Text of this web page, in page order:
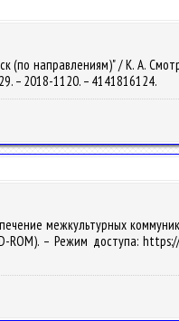
(по направлениям)" / К. А.
– 2018-1120. – 4141816124.
межкультурных
– Режим доступа: